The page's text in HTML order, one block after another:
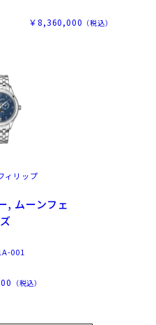
￥8,360,000 （税込）
ィリップ
, ムーンフェ
001
（税込）